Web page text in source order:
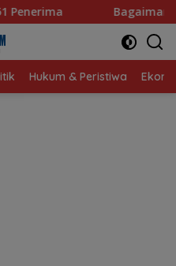
KIP Hadapi Deepfake dan
Hukum & Peristiwa